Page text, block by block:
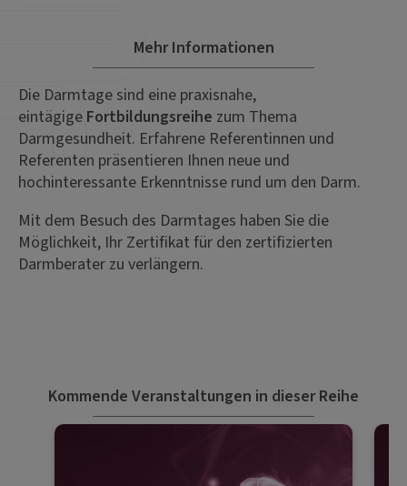
Mehr Informationen
Die Darmtage sind eine praxisnahe,
eintägige Fortbildungsreihe zum Thema
Darmgesundheit. Erfahrene Referentinnen und
Referenten präsentieren Ihnen neue und
hochinteressante Erkenntnisse rund um den Darm.
Mit dem Besuch des Darmtages haben Sie die
Möglichkeit, Ihr Zertifikat für den zertifizierten
Darmberater zu verlängern.
Kommende Veranstaltungen in dieser Reihe